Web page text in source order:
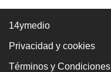
14ymedio
Privacidad y cookies
Términos y Condiciones